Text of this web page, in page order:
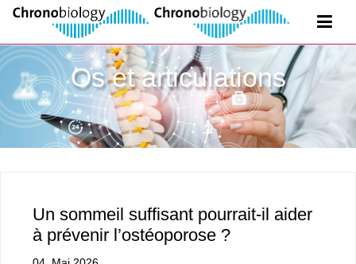
Os et articulations
Un sommeil suffisant pourrait-il aider
à prévenir l’ostéoporose ?